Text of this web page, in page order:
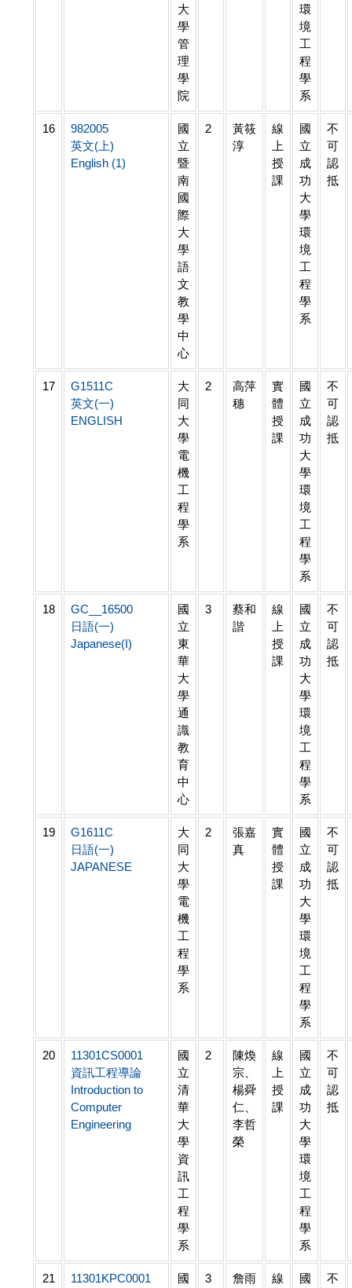
大
學
管
理
學
院
環
境
工
程
學
系
16
982005
英文(上)
English (1)
國
立
暨
南
國
際
大
學
語
文
教
學
中
心
2
黃筱
淳
線
上
授
課
國
立
成
功
大
學
環
境
工
程
學
系
不
可
認
抵
17
G1511C
英文(一)
ENGLISH
大
同
大
學
電
機
工
程
學
系
2
高萍
穗
實
體
授
課
國
立
成
功
大
學
環
境
工
程
學
系
不
可
認
抵
18
GC__16500
日語(一)
Japanese(I)
國
立
東
華
大
學
通
識
教
育
中
心
3
蔡和
諧
線
上
授
課
國
立
成
功
大
學
環
境
工
程
學
系
不
可
認
抵
19
G1611C
日語(一)
JAPANESE
大
同
大
學
電
機
工
程
學
系
2
張嘉
真
實
體
授
課
國
立
成
功
大
學
環
境
工
程
學
系
不
可
認
抵
20
11301CS0001
資訊工程導論
Introduction to
Computer
Engineering
國
立
清
華
大
學
資
訊
工
程
學
系
2
陳煥
宗、
楊舜
仁、
李哲
榮
線
上
授
課
國
立
成
功
大
學
環
境
工
程
學
系
不
可
認
抵
21
11301KPC0001
國
3
詹雨
線
國
不